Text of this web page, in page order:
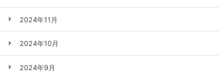
2024年11月
2024年10月
2024年9月